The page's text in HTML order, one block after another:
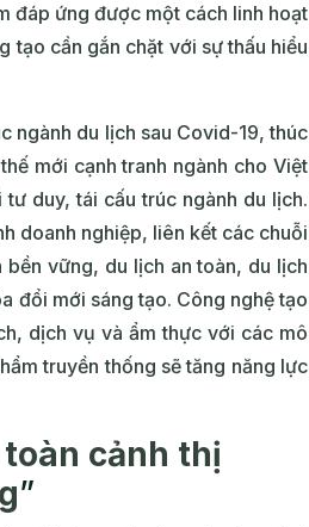
đáp ứng được một cách linh hoạt
tạo cần gắn chặt với sự thấu hiểu
ngành du lịch sau Covid-19, thúc
mới cạnh tranh ngành cho Việt
duy, tái cấu trúc ngành du lịch.
doanh nghiệp, liên kết các chuỗi
vững, du lịch an toàn, du lịch
đổi mới sáng tạo. Công nghệ tạo
dịch vụ và ẩm thực với các mô
truyền thống sẽ tăng năng lực
cảnh thị
”